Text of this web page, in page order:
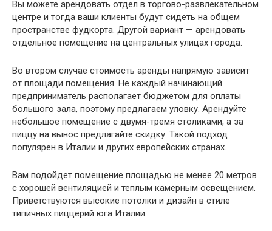
Вы можете арендовать отдел в торгово-развлекательном
центре и тогда ваши клиенты будут сидеть на общем
пространстве фудкорта. Другой вариант — арендовать
отдельное помещение на центральных улицах города.
Во втором случае стоимость аренды напрямую зависит
от площади помещения. Не каждый начинающий
предприниматель располагает бюджетом для оплаты
большого зала, поэтому предлагаем уловку. Арендуйте
небольшое помещение с двумя-тремя столиками, а за
пиццу на вынос предлагайте скидку. Такой подход
популярен в Италии и других европейских странах.
Вам подойдет помещение площадью не менее 20 метров
с хорошей вентиляцией и теплым камерным освещением.
Приветствуются высокие потолки и дизайн в стиле
типичных пиццерий юга Италии.